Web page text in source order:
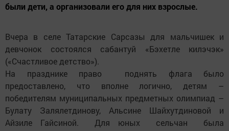
были дети, а организовали его для них взрослые.
Вчера в селе Татарские Сарсазы для мальчишек и
девчонок состоялся сабантуй «Бэхетле килэчэк»
(«Счастливое детство»).
На празднике право поднять флага было
предоставлено, что вполне логично, детям –
победителям муниципальных предметных олимпиад –
Булату Залялетдинову, Альсине Шайхутдиновой и
Айзиле Гайсиной. Для юных сельчан была